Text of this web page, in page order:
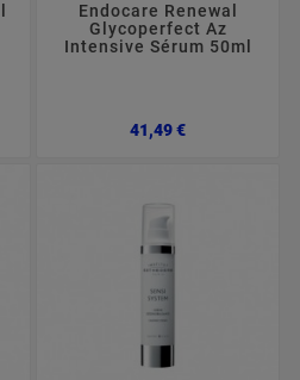
Endocare Renewal
Glycoperfect Az
Intensive Sérum 50ml
41,49 €Preço